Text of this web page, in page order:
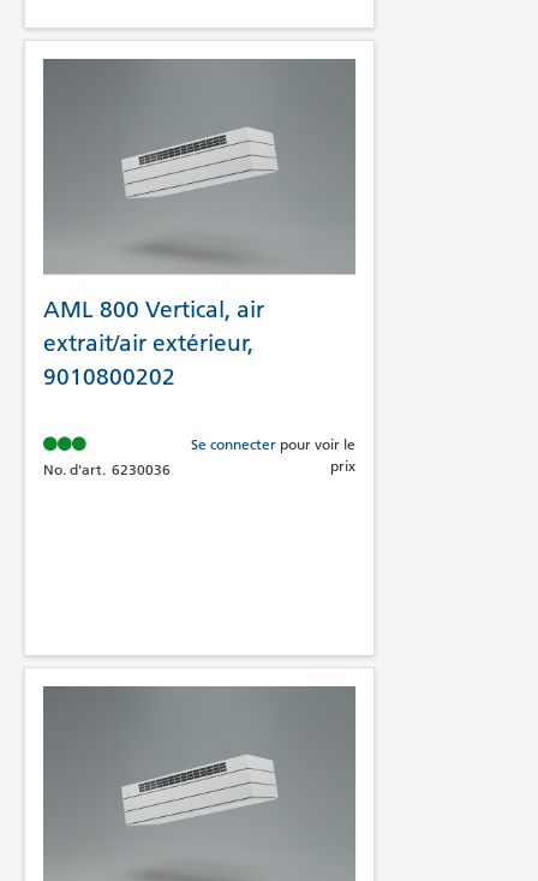
AML 800 Vertical, air
extrait/air extérieur,
9010800202
Se connecter pour voir le
prix
No. d'art. 6230036